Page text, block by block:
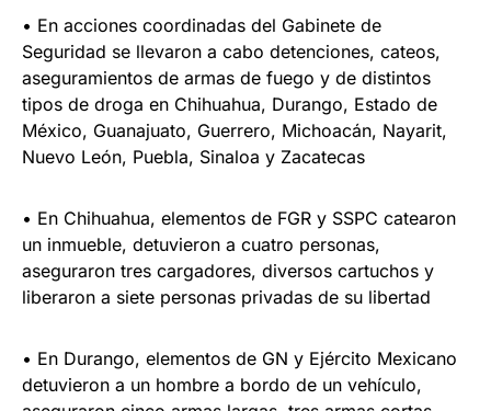
• En acciones coordinadas del Gabinete de
Seguridad se llevaron a cabo detenciones, cateos,
aseguramientos de armas de fuego y de distintos
tipos de droga en Chihuahua, Durango, Estado de
México, Guanajuato, Guerrero, Michoacán, Nayarit,
Nuevo León, Puebla, Sinaloa y Zacatecas
• En Chihuahua, elementos de FGR y SSPC catearon
un inmueble, detuvieron a cuatro personas,
aseguraron tres cargadores, diversos cartuchos y
liberaron a siete personas privadas de su libertad
• En Durango, elementos de GN y Ejército Mexicano
detuvieron a un hombre a bordo de un vehículo,